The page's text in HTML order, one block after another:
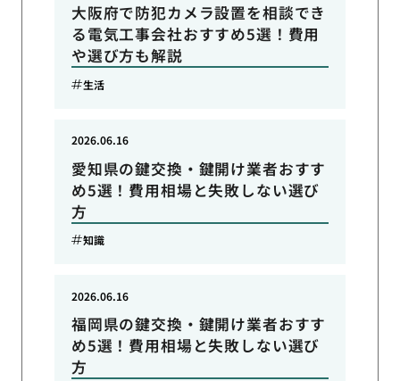
大阪府で防犯カメラ設置を相談でき
る電気工事会社おすすめ5選！費用
や選び方も解説
生活
愛知県の鍵交換・鍵開け業者おすす
め5選！費用相場と失敗しない選び
方
2026.06.16
知識
福岡県の鍵交換・鍵開け業者おすす
め5選！費用相場と失敗しない選び
方
2026.06.16